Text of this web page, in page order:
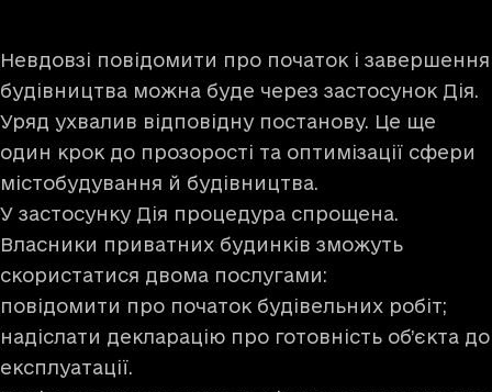
Невдовзі повідомити про початок і завершення
будівництва можна буде через застосунок Дія.
Уряд ухвалив відповідну постанову. Це ще
один крок до прозорості та оптимізації сфери
містобудування й будівництва.
У застосунку Дія процедура спрощена.
Власники приватних будинків зможуть
скористатися двома послугами:
повідомити про початок будівельних робіт;
надіслати декларацію про готовність об’єкта до
експлуатації.